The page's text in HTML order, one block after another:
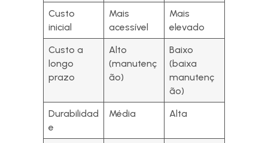
Custo
inicial
Mais
acessível
Mais
elevado
Custo a
longo
prazo
Alto
(manutenç
ão)
Baixo
(baixa
manutenç
ão)
Durabilidad
e
Média Alta